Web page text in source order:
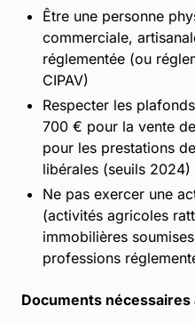
Être une personne
commerciale,
réglementée (ou
CIPAV)
Respecter les
700 € pour la vente
pour les prestations
libérales (seuils 2024)
Ne pas exercer une
(activités agricoles
immobilières
professions
Documents